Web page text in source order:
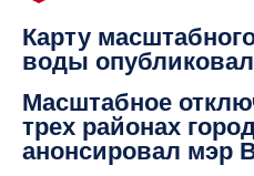
Карту
воды
Масштабное
трех районах
анонсировал мэр